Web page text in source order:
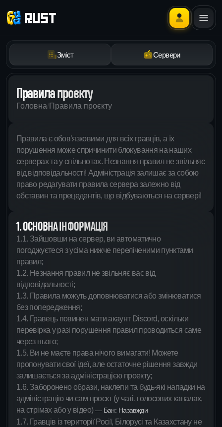
Зміст Сервери
Правила проєкту
Головна Правила проєкту
Правила є обов’язковими для всіх гравців, а їх
порушення може спричинити блокування на наших
серверах та у спільнотах. Незнання правил не звільняє
від відповідальності! Адміністрація залишає за собою
право редагувати правила сервера залежно від
обставин та прецедентів, що відбуваються на сервері!
1. ОСНОВНА ІНФОРМАЦІЯ
1.1. Зайшовши на сервер, ви автоматично
погоджуєтеся з усіма нижче переліченими пунктами
правил;
1.2. Незнання правил не звільняє вас від
відповідальності;
1.3. Правила можуть доповнюватися або змінюватися
без попередження;
1.4. Гравець повинен мати акаунт Discord, оскільки
перевірка у разі порушення правил проводиться саме
через нього;
1.5. Ви не маєте права нічого вимагати! Можете
пропонувати свої ідеї, але остаточне рішення завжди
залишається за адміністрацією проекту;
1.6. Заборонено образи, наклепи та будь-які нападки на
адміністрацію чи сам проєкт (у чаті, голосових каналах,
на стрімах або у відео)— Бан: Назавжди
1.7. Гравців із території Росії, Білорусі та Казахстану не